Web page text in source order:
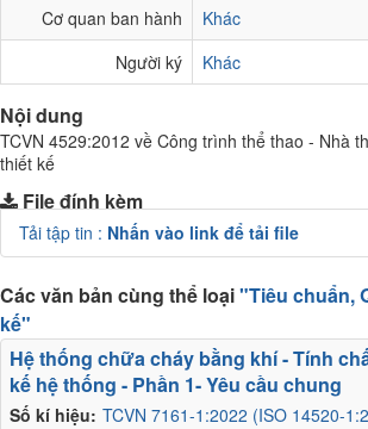
Cơ quan ban hành
Khác
Người ký
Khác
Nội dung
TCVN 4529:2012 về Công trình thể thao - Nhà
thiết kế
File đính kèm
Tải tập tin : Nhấn vào link để tải file
Các văn bản cùng thể loại"Tiêu chuẩn,
kế"
Số kí hiệu: TCVN 7161-1:2022 (ISO 14520-
Hệ thống chữa cháy bằng khí - Tính
kế hệ thống - Phần 1- Yêu cầu chung